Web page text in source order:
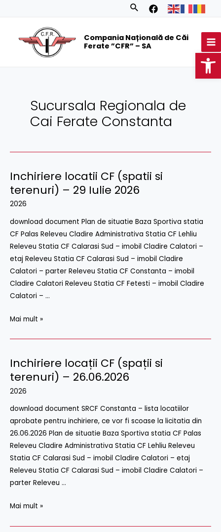
Search
Compania Națională de Căi
Ferate ”CFR” – SA
Sucursala Regionala de
Cai Ferate Constanta
Inchiriere locatii CF (spatii si
terenuri) – 29 Iulie 2026
2026
download document Plan de situatie Baza Sportiva statia
CF Palas Releveu Cladire Administrativa Statia CF Lehliu
Releveu Statia CF Calarasi Sud – imobil Cladire Calatori –
etaj Releveu Statia CF Calarasi Sud – imobil Cladire
Calatori – parter Releveu Statia CF Constanta – imobil
Cladire Calatori Releveu Statia CF Fetesti – imobil Cladire
Calatori – …
Inchiriere
locatii
CF
si
terenuri)
–
29
Iulie
2026
Mai mult »
Inchiriere locații CF (spații si
terenuri) – 26.06.2026
2026
download document SRCF Constanta – lista locatiilor
aprobate pentru inchiriere, ce vor fi scoase la licitatia din
26.06.2026 Plan de situatie Baza Sportiva statia CF Palas
Releveu Cladire Administrativa Statia CF Lehliu Releveu
Statia CF Calarasi Sud – imobil Cladire Calatori – etaj
Releveu Statia CF Calarasi Sud – imobil Cladire Calatori –
parter Releveu …
Inchiriere
locații
CF
si
terenuri)
–
26.06.2026
Mai mult »